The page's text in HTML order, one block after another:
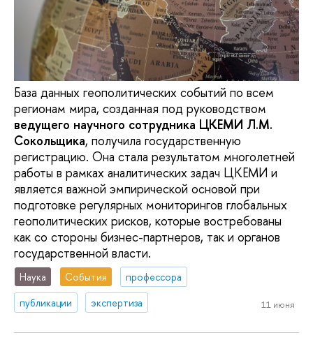
База данных геополитических событий по всем
регионам мира, созданная под руководством
ведущего научного сотрудника ЦКЕМИ Л.М.
Сокольщика, получила государственную
регистрацию. Она стала результатом многолетней
работы в рамках аналитических задач ЦКЕМИ и
является важной эмпирической основой при
подготовке регулярных мониторингов глобальных
геополитических рисков, которые востребованы
как со стороны бизнес-партнеров, так и органов
государственной власти.
Наука События
профессора
публикации
экспертиза 11 июня